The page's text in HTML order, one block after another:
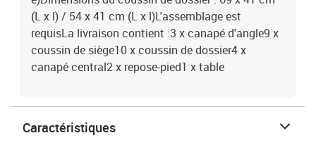
(L x l) / 54 x 41 cm (L x l)L'assemblage est
requisLa livraison contient :3 x canapé d'angle9 x
coussin de siège10 x coussin de dossier4 x
canapé central2 x repose-pied1 x table
Caractéristiques